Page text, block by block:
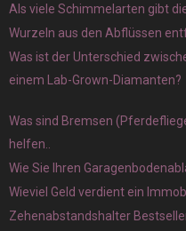
Als viele Schimmelarten gibt
Wurzeln aus den Abflüssen
Was ist der Unterschied
einem Lab-Grown-Diamanten?
Was sind Bremsen
helfen..
Wie Sie Ihren
Wieviel Geld verdient ein
Zehenabstandshalter